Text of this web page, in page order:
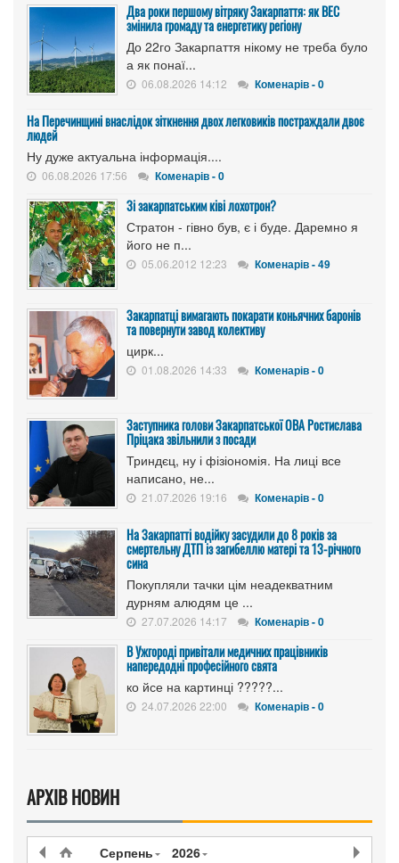
Два роки першому вітряку Закарпаття: як ВЕС
змінила громаду та енергетику регіону
До 22го Закарпаття нікому не треба було
а як понаї...
06.08.2026 14:12 Коменарів - 0
На Перечинщині внаслідок зіткнення двох легковиків постраждали двоє
людей
Ну дуже актуальна інформація....
06.08.2026 17:56 Коменарів - 0
Зі закарпатським ківі лохотрон?
Стратон - гівно був, є і буде. Даремно я
його не п...
05.06.2012 12:23 Коменарів - 49
Закарпатці вимагають покарати коньячних баронів
та повернути завод колективу
цирк...
01.08.2026 14:33 Коменарів - 0
Заступника голови Закарпатської ОВА Ростислава
Пріцака звільнили з посади
Триндєц, ну і фізіономія. На лиці все
написано, не...
21.07.2026 19:16 Коменарів - 0
На Закарпатті водійку засудили до 8 років за
смертельну ДТП із загибеллю матері та 13-річного
сина
Покупляли тачки цім неадекватним
дурням алюдям це ...
27.07.2026 14:17 Коменарів - 0
В Ужгороді привітали медичних працівників
напередодні професійного свята
ко йсе на картинці ?????...
24.07.2026 22:00 Коменарів - 0
АРХІВ НОВИН
Серпень 2026